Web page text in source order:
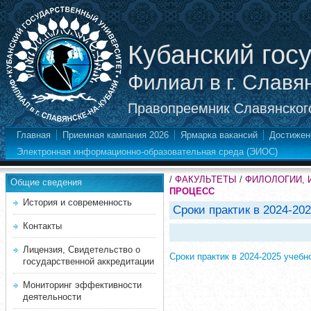
Кубанский
Филиал в г.
Правопреемник
Главная Приемная кампания 2026 Ярмарка вакансий
Электронная информационно-образовательная среда (ЭИОС)
Общие сведения
История и современность
Контакты
Лицензия, Свидетельство о
государственной аккредитации
Мониторинг эффективности
деятельности
/ ФАКУЛЬТЕТЫ / ФИЛОЛОГИИ,
ПРОЦЕСС
Сроки практик в 2024-
Сроки практик в 2024-2025